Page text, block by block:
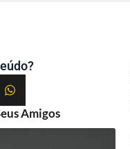
Amigos